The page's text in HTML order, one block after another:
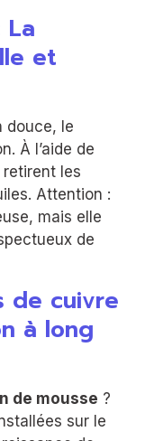
La
et
douce, le
À l’aide de
les
Attention :
mais elle
de
de cuivre
à long
de mousse ?
sur le